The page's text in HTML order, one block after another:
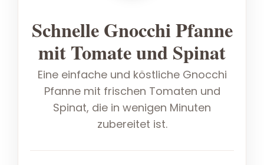
Schnelle Gnocchi Pfanne
mit Tomate und Spinat
Eine einfache und köstliche Gnocchi
Pfanne mit frischen Tomaten und
Spinat, die in wenigen Minuten
zubereitet ist.